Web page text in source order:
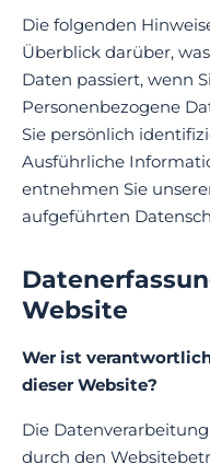
Die folgenden
Überblick darüber,
Daten passiert, wenn
Personenbezogene
Sie persönlich
Ausführliche
entnehmen Sie
aufgeführten
Website
Wer ist
dieser Website?
Die
durch den